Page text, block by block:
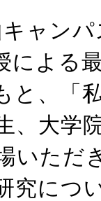
ャン
による
と、「
、大学
いただ
究につ